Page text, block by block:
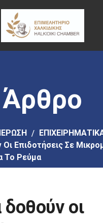
Άρθρο
Επιδοτήσεις Σε
Το Ρεύμα
οι